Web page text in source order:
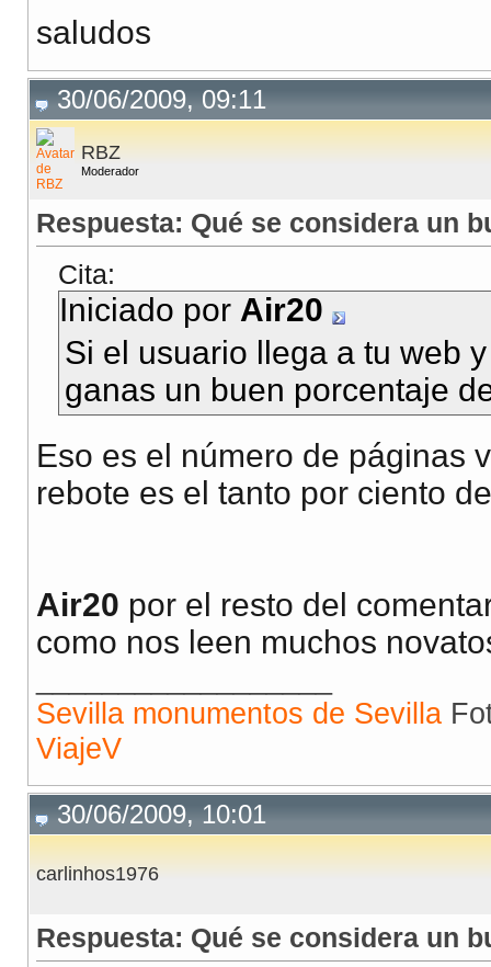
saludos
30/06/2009, 09:11
RBZ
Moderador
Respuesta: Qué se considera un
Cita:
Iniciado por Air20
Si el usuario llega a tu web
ganas un buen porcentaje
Eso es el número de páginas
rebote es el tanto por ciento
Air20 por el resto del
como nos leen muchos
Sevilla monumentos de Sevilla
ViajeV
30/06/2009, 10:01
carlinhos1976
Respuesta: Qué se considera un